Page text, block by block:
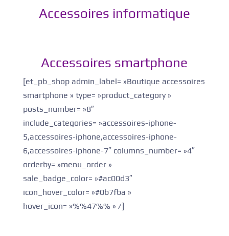
Accessoires informatique
Accessoires smartphone
[et_pb_shop admin_label= »Boutique accessoires
smartphone » type= »product_category »
posts_number= »8″
include_categories= »accessoires-iphone-
5,accessoires-iphone,accessoires-iphone-
6,accessoires-iphone-7″ columns_number= »4″
orderby= »menu_order »
sale_badge_color= »#ac00d3″
icon_hover_color= »#0b7fba »
hover_icon= »%%47%% » /]